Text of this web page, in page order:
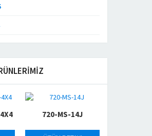
720-MS-14J